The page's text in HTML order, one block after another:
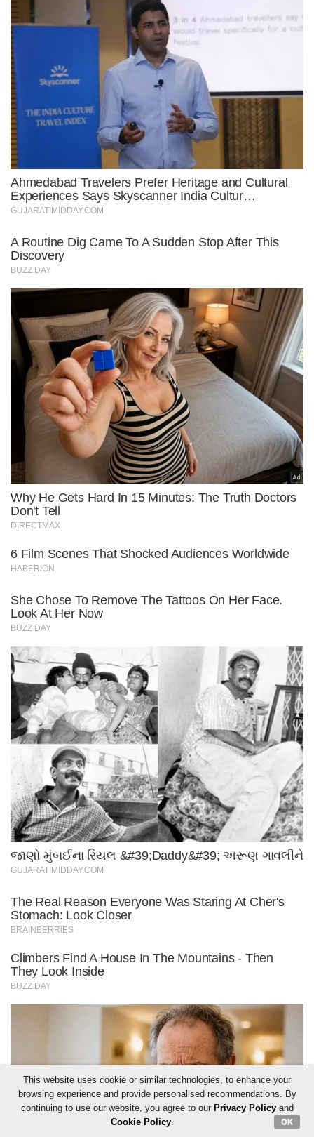
This website uses cookie or similar technologies, to enhance your
browsing experience and provide personalised recommendations. By
continuing to use our website, you agree to our Privacy Policyand
Cookie Policy. OK